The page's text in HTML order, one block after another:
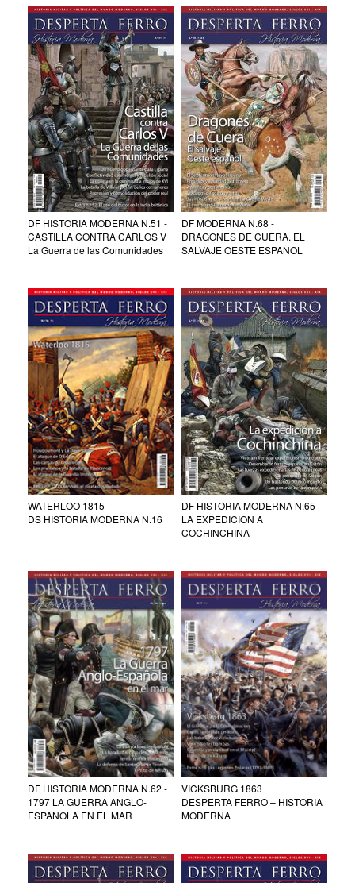
DF HISTORIA MODERNA N.51 -
CASTILLA CONTRA CARLOS V
La Guerra de las Comunidades
DF MODERNA N.68 -
DRAGONES DE CUERA. EL
SALVAJE OESTE ESPANOL
WATERLOO 1815
DS HISTORIA MODERNA N.16
DF HISTORIA MODERNA N.65 -
LA EXPEDICION A
COCHINCHINA
DF HISTORIA MODERNA N.62 -
1797 LA GUERRA ANGLO-
ESPANOLA EN EL MAR
VICKSBURG 1863
DESPERTA FERRO – HISTORIA
MODERNA